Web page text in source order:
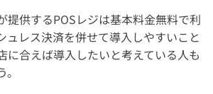
提供するPOSレジは基本料金無料で利
ュレス決済を併せて導入しやすいこと
に合えば導入したいと考えている人も